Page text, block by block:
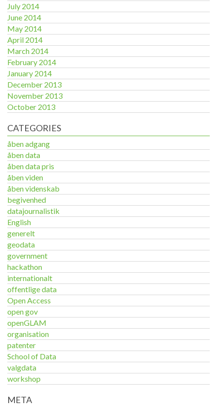
July 2014
June 2014
May 2014
April 2014
March 2014
February 2014
January 2014
December 2013
November 2013
October 2013
CATEGORIES
åben adgang
åben data
åben data pris
åben viden
åben videnskab
begivenhed
datajournalistik
English
generelt
geodata
government
hackathon
internationalt
offentlige data
Open Access
open gov
openGLAM
organisation
patenter
School of Data
valgdata
workshop
META